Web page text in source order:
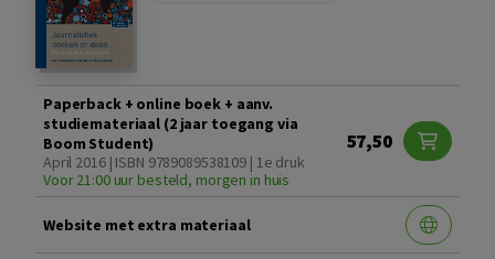
Paperback + online boek + aanv.
studiemateriaal (2 jaar toegang via
Boom Student)
April 2016 | ISBN 9789089538109 | 1e druk
Voor 21:00 uur besteld, morgen in huis
57,50
Website met extra materiaal